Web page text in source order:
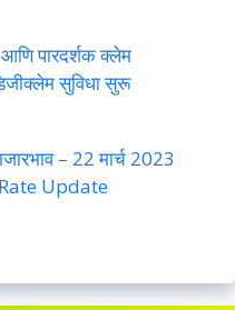
पारदर्शक क्लेम
सुविधा सुरू
– 22 मार्च 2023
Update